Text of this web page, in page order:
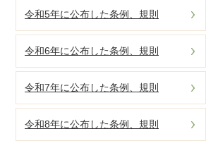
令和5年に公布した条例、規則
令和6年に公布した条例、規則
令和7年に公布した条例、規則
令和8年に公布した条例、規則